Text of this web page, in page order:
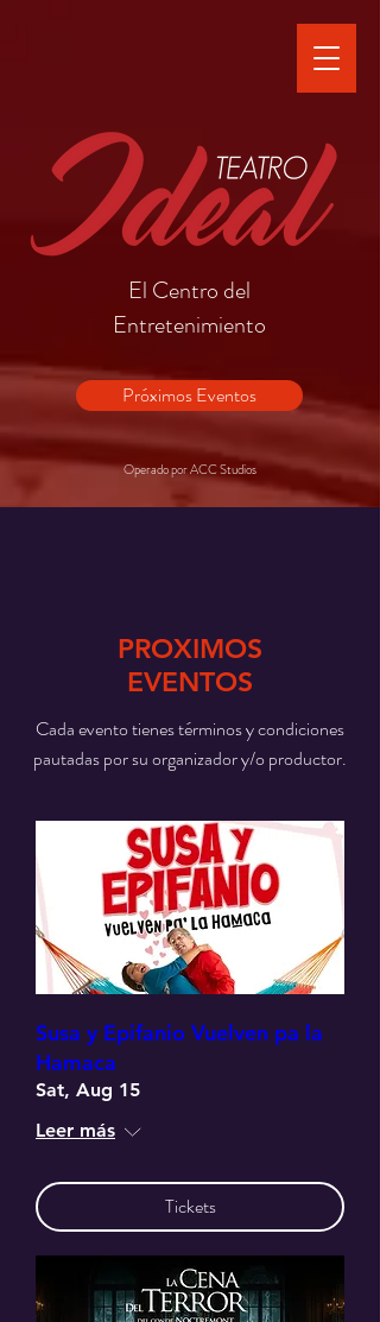
El Centro del
Entretenimiento
Próximos Eventos
Operado por ACC Studios
PROXIMOS
EVENTOS
Cada evento tienes términos y condiciones
pautadas por su organizador y/o productor.
Susa y Epifanio Vuelven pa la
Hamaca
Sat, Aug 15
Leer más
Tickets